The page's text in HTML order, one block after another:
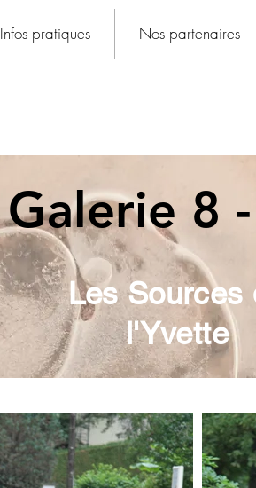
Infos pratiques Nos partenaires
Galerie 8
Les Sources
l'Yvette